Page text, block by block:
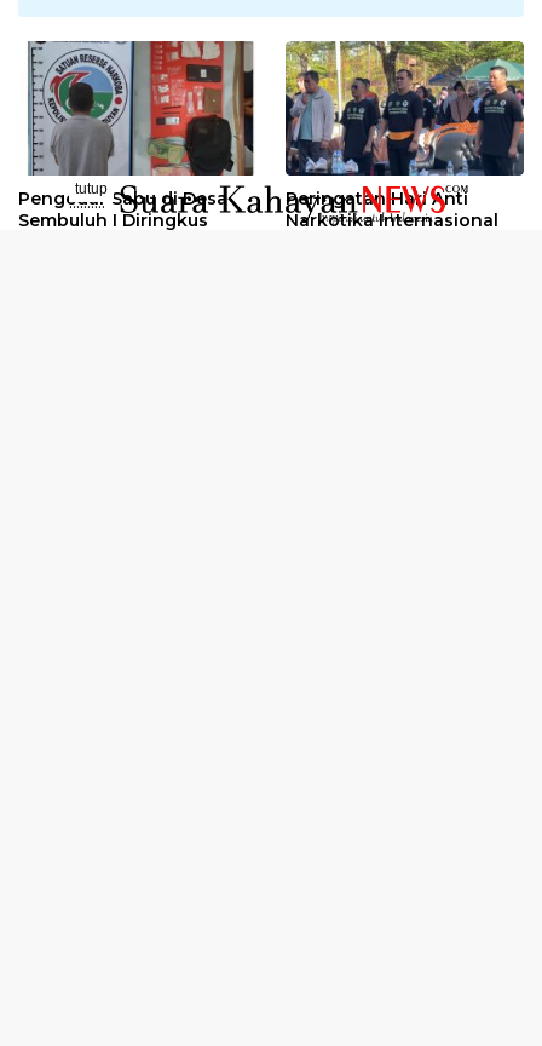
Pengedar Sabu di Desa
Sembuluh I Diringkus
Peringatan Hari Anti
Narkotika Internasional
tutup
..........